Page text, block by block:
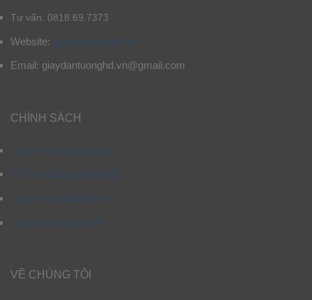
Tư vấn: 0818.69.7373
Website: giaydantuonghd.vn
Email: giaydantuonghd.vn@gmail.com
CHÍNH SÁCH
Chính sách mua hàng
Chính sách giao hàng
Chính sách bảo hành
Chính sách bảo mật
VỀ CHÚNG TÔI